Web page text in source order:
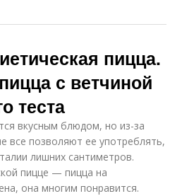
пицца.
с ветчиной
теста
вкусным блюдом, но из-за
все позволяют ее употреблять,
лишних сантиметров.
пицце — пицца на
она многим понравится.